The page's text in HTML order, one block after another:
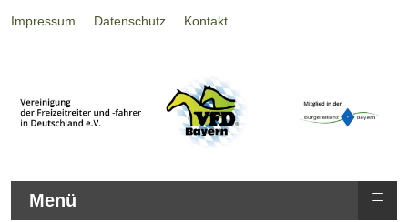
Impressum Datenschutz Kontakt
Menü ≡